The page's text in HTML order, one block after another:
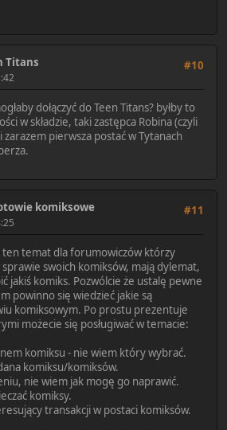
#10
Titans
dołączyć do Teen Titans? byłby to
w składzie, taki zastępca Robina (czyli
zarazem pierwsza postać w Tytanach
#11
komiksowe
ten temat dla forumowiczów którzy
swoich komiksów, mają dylemat,
jakiś komiks. Pozwólcie że ustalę pewne
powinno się wiedzieć jakie są
komiksowym. Po prostu prezentuje
możecie się posługiwać w temacie:
komiksu - nie wiem który wybrać.
komiksu/komiksów.
nie wiem jak mogę go naprawić.
komiksy.
transakcji w postaci komiksów.